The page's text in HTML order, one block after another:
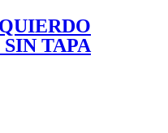
SIN TAPA